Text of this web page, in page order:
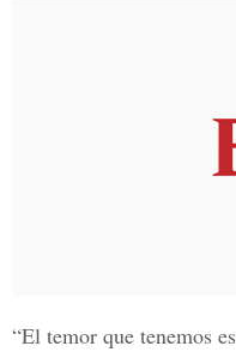
“El temor que tenemos